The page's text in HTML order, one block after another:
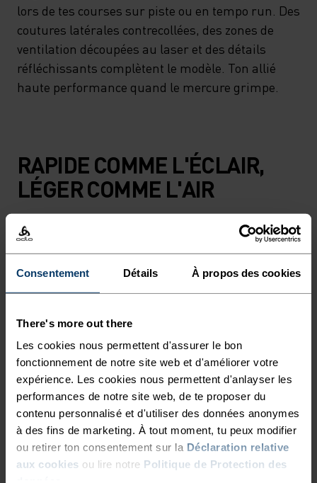
Consentement Détails À propos des cookies
There's more out there
Les cookies nous permettent d'assurer le bon
fonctionnement de notre site web et d'améliorer votre
expérience. Les cookies nous permettent d'anlayser les
performances de notre site web, de te proposer du
contenu personnalisé et d'utiliser des données anonymes
à des fins de marketing. À tout moment, tu peux modifier
ou retirer ton consentement sur la Déclaration relative
aux cookies ou lire notre Politique de Protection des
lors de tes courses sur piste ou en tempo run. Des
coutures latérales contrecollées, des zones de
ventilation découpées au laser et des détails
réfléchissants complètent le modèle. Ton allié
haute performance quand le mercure grimpe.
RAPIDE COMME L'ÉCLAIR,
LÉGER COMME L'AIR
Vêtements de running techniques à séchage
rapide pour garder une longueur d'avance.
BAS MODÉRÉ
TYPE D’ACTIVITÉ
ACTIVITÉS À HAUTE INTENSITÉ
Training - Running